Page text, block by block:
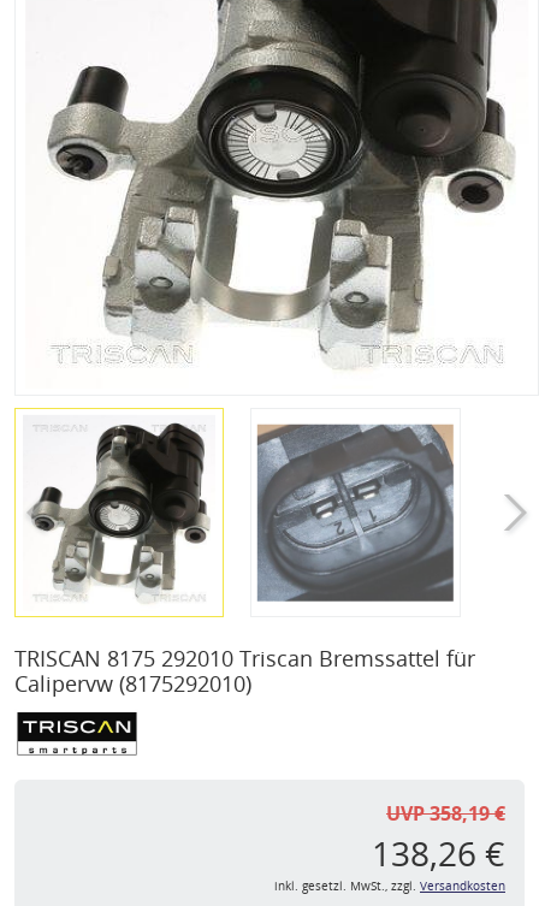
TRISCAN 8175 292010 Triscan Bremssattel für
Calipervw (8175292010)
UVP 358,19 €
138,26 €
inkl. gesetzl. MwSt., zzgl. Versandkosten